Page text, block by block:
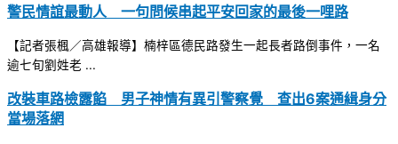
警民情誼最動人 一句問候串起平安回家的最後一哩路
【記者張楓／高雄報導】楠梓區德民路發生一起長者路倒事件，一名
逾七旬劉姓老 ...
改裝車路檢露餡 男子神情有異引警察覺 查出6案通緝身分
當場落網